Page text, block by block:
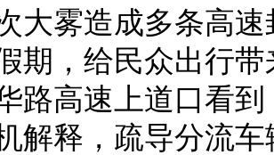
雾造成多条高速
期，给民众出行
路高速上道口看
解释，疏导分流车